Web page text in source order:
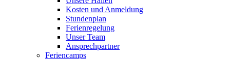
Kosten und Anmeldung
Stundenplan
Ferienregelung
Unser Team
Ansprechpartner
Feriencamps